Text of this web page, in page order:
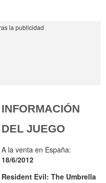
INFORMACIÓN
DEL JUEGO
A la venta en España:
18/6/2012
Resident Evil: The Umbrella